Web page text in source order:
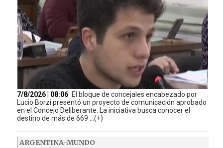
7/8/2026 | 08:06 El bloque de concejales encabezado por
Lucio Borzi presentó un proyecto de comunicación aprobado
en el Concejo Deliberante. La iniciativa busca conocer el
destino de más de 669 ...(+)
ARGENTINA-MUNDO